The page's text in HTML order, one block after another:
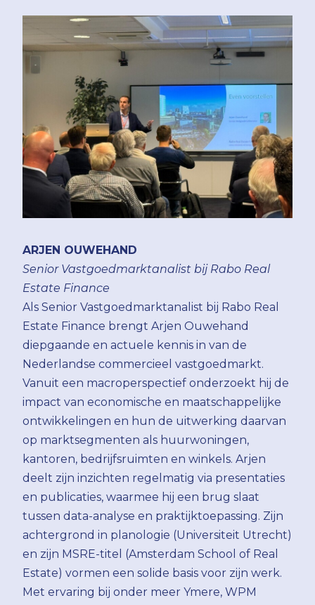
ARJEN OUWEHAND
Senior Vastgoedmarktanalist bij Rabo Real
Estate Finance
Als Senior Vastgoedmarktanalist bij Rabo Real
Estate Finance brengt Arjen Ouwehand
diepgaande en actuele kennis in van de
Nederlandse commercieel vastgoedmarkt.
Vanuit een macroperspectief onderzoekt hij de
impact van economische en maatschappelijke
ontwikkelingen en hun de uitwerking daarvan
op marktsegmenten als huurwoningen,
kantoren, bedrijfsruimten en winkels. Arjen
deelt zijn inzichten regelmatig via presentaties
en publicaties, waarmee hij een brug slaat
tussen data-analyse en praktijktoepassing. Zijn
achtergrond in planologie (Universiteit Utrecht)
en zijn MSRE-titel (Amsterdam School of Real
Estate) vormen een solide basis voor zijn werk.
Met ervaring bij onder meer Ymere, WPM